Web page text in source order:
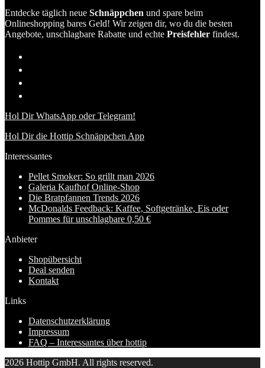
Entdecke täglich neue Schnäppchen und spare beim
Onlineshopping bares Geld! Wir zeigen dir, wo du die besten
Angebote, unschlagbare Rabatte und echte Preisfehler findest.
Hol Dir WhatsApp oder Telegram!
Hol Dir die Hottip Schnäppchen App
Interessantes
Pellet Smoker: So grillt man 2026
Galeria Kaufhof Online-Shop
Die Bratpfannen Trends 2026
McDonalds Feedback: Kaffee, Softgetränke, Eis oder
Pommes für unschlagbare 0,50 €
Anbieter
Shopübersicht
Deal senden
Kontakt
Links
Datenschutzerklärung
Impressum
FAQ – Interessantes über hottip
2026 Hottip GmbH. All rights reserved.